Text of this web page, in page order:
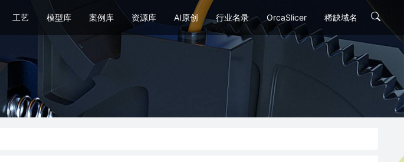
工艺 模型库 案例库 资源库 AI原创 行业名录 OrcaSlicer 稀缺域名